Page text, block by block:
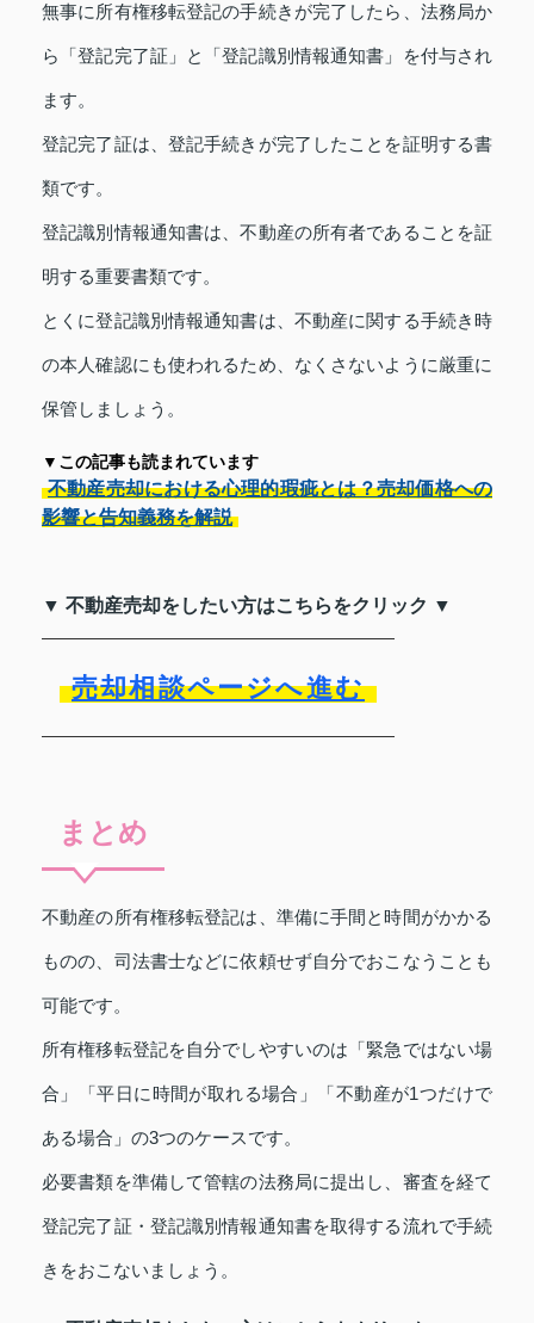
無事に所有権移転登記の手続きが完了したら、法務局か
ら「登記完了証」と「登記識別情報通知書」を付与され
ます。
登記完了証は、登記手続きが完了したことを証明する書
類です。
登記識別情報通知書は、不動産の所有者であることを証
明する重要書類です。
とくに登記識別情報通知書は、不動産に関する手続き時
の本人確認にも使われるため、なくさないように厳重に
保管しましょう。
▼この記事も読まれています
不動産売却における心理的瑕疵とは？売却価格への
影響と告知義務を解説
▼ 不動産売却をしたい方はこちらをクリック ▼
売却相談ページへ進む
まとめ
不動産の所有権移転登記は、準備に手間と時間がかかる
ものの、司法書士などに依頼せず自分でおこなうことも
可能です。
所有権移転登記を自分でしやすいのは「緊急ではない場
合」「平日に時間が取れる場合」「不動産が1つだけで
ある場合」の3つのケースです。
必要書類を準備して管轄の法務局に提出し、審査を経て
登記完了証・登記識別情報通知書を取得する流れで手続
きをおこないましょう。